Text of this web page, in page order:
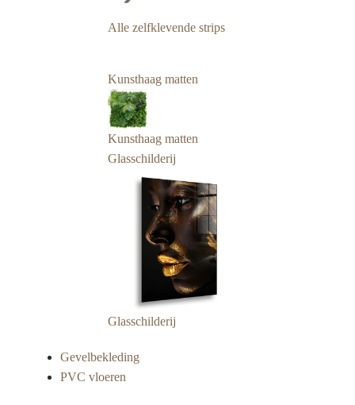
Alle zelfklevende strips
Kunsthaag matten
Kunsthaag matten
Glasschilderij
Glasschilderij
Gevelbekleding
PVC vloeren